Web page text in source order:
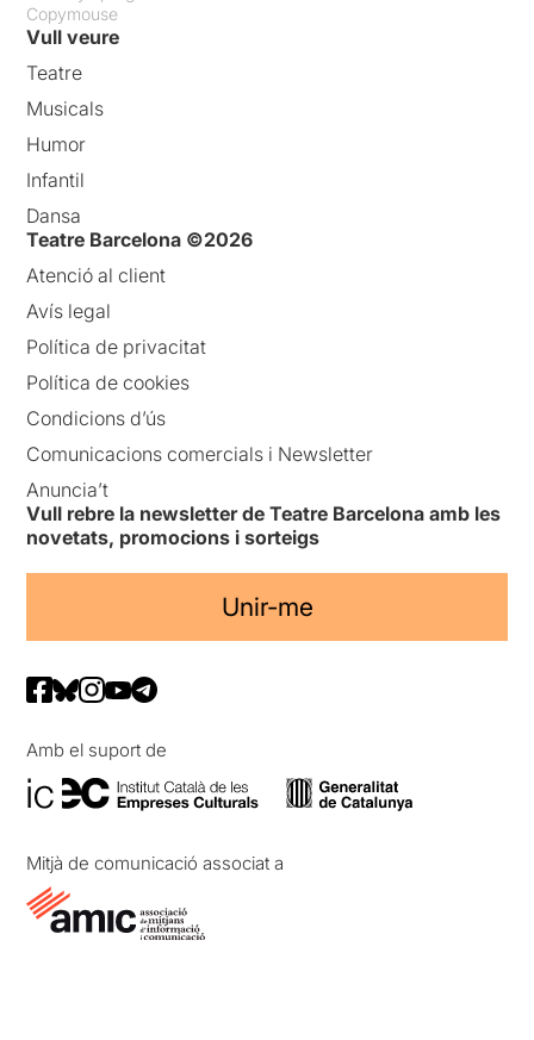
Copymouse
Vull veure
Teatre
Musicals
Humor
Infantil
Dansa
Teatre Barcelona ©2026
Atenció al client
Avís legal
Política de privacitat
Política de cookies
Condicions d’ús
Comunicacions comercials i Newsletter
Anuncia’t
Vull rebre la newsletter de Teatre Barcelona amb les
novetats, promocions i sorteigs
Unir-me
Amb el suport de
Mitjà de comunicació associat a